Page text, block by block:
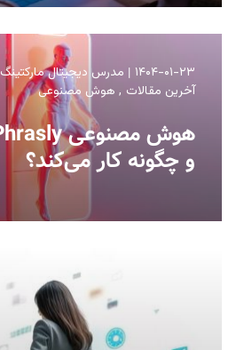
۱۴۰۴-۰۱-۲۳
مدرس دیجیتال مارکتینگ
آخرین مقالات
هوش مصنوعی
و چگونه کار می‌کند؟